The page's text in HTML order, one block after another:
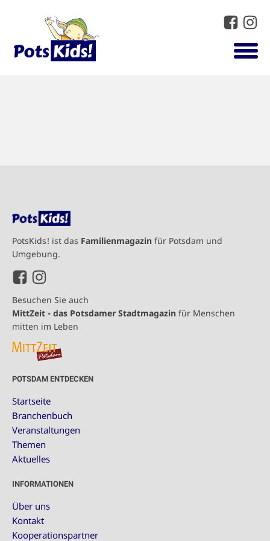
PotsKids! ist das Familienmagazin für Potsdam und
Umgebung.
Besuchen Sie auch
MittZeit - das Potsdamer Stadtmagazin für Menschen
mitten im Leben
POTSDAM ENTDECKEN
Startseite
Branchenbuch
Veranstaltungen
Themen
Aktuelles
INFORMATIONEN
Über uns
Kontakt
Kooperationspartner